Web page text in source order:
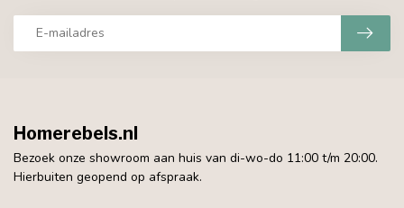
Homerebels.nl
Bezoek onze showroom aan huis van di-wo-do 11:00 t/m 20:00.
Hierbuiten geopend op afspraak.